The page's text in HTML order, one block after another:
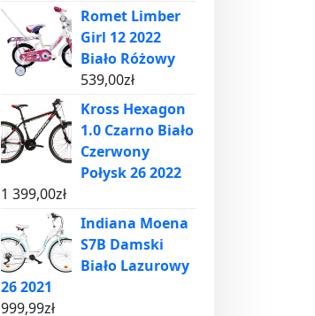
Romet Limber
Girl 12 2022
Biało Różowy
539,00zł
Kross Hexagon
1.0 Czarno Biało
Czerwony
Połysk 26 2022
1 399,00zł
Indiana Moena
S7B Damski
Biało Lazurowy
26 2021
999,99zł